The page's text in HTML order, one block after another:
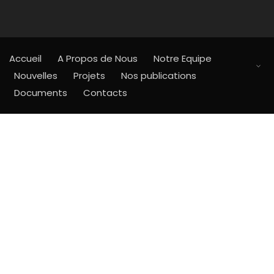
Accueil A Propos de Nous
Notre Equipe
Nouvelles
Projets
Nos publications
Documents
Contacts